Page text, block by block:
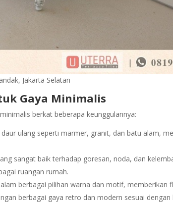
Jakarta Selatan
Gaya Minimalis
berkat beberapa keunggulannya:
ulang seperti marmer, granit, dan batu alam,
sangat baik terhadap goresan, noda, dan
ruangan rumah.
berbagai pilihan warna dan motif, memberikan
berbagai gaya retro dan modern sesuai dengan